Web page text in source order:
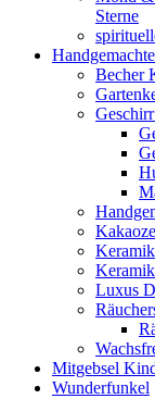
Sterne
Becher
Luxus
Mitgebsel
Wunderfunkel